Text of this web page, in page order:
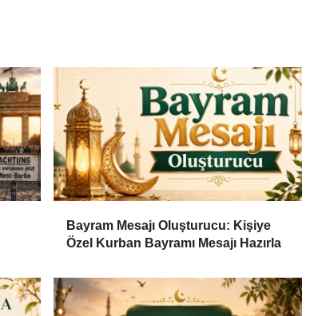
Bayram Mesajı Oluşturucu: Kişiye
Özel Kurban Bayramı Mesajı Hazırla